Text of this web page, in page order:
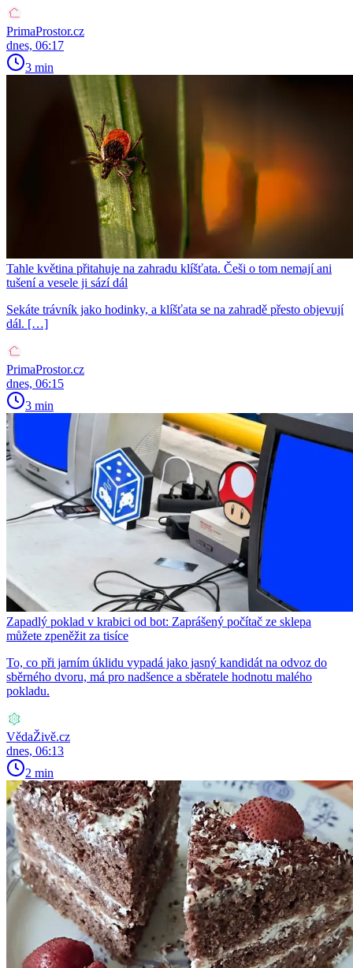
PrimaProstor.cz
dnes, 06:17
3 min
Tahle květina přitahuje na zahradu klíšťata. Češi o tom nemají ani
tušení a vesele ji sází dál
Sekáte trávník jako hodinky, a klíšťata se na zahradě přesto objevují
dál. […]
PrimaProstor.cz
dnes, 06:15
3 min
Zapadlý poklad v krabici od bot: Zaprášený počítač ze sklepa
můžete zpeněžit za tisíce
To, co při jarním úklidu vypadá jako jasný kandidát na odvoz do
sběrného dvoru, má pro nadšence a sběratele hodnotu malého
pokladu.
VědaŽivě.cz
dnes, 06:13
2 min